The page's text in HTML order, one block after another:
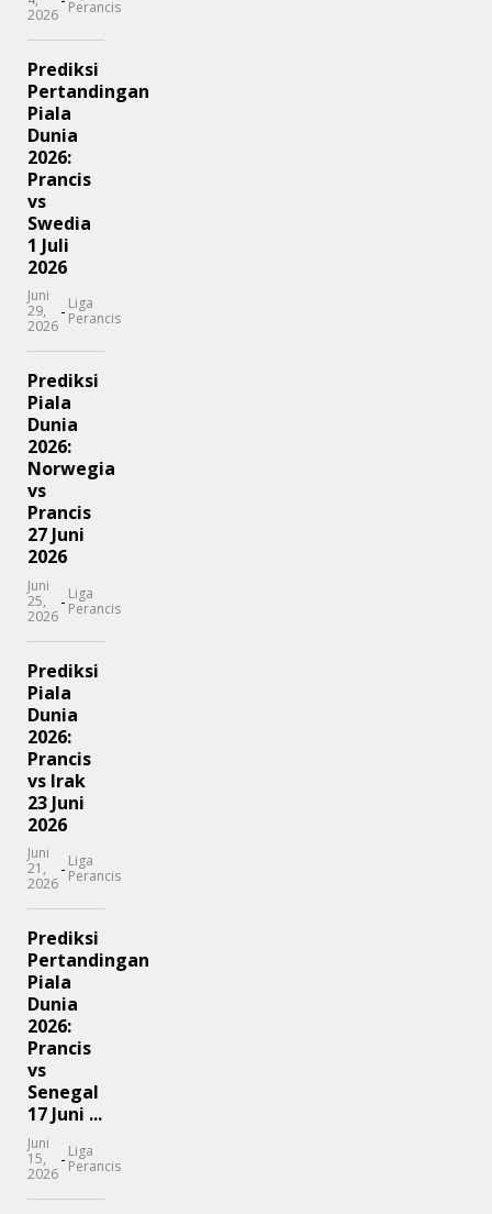
2026 Perancis
Prediksi
Pertandingan
Piala
Dunia
2026:
Prancis
vs
Swedia
1 Juli
2026
Juni
29,
2026
- Liga
Perancis
Prediksi
Piala
Dunia
2026:
Norwegia
vs
Prancis
27 Juni
2026
Juni
25,
2026
- Liga
Perancis
Prediksi
Piala
Dunia
2026:
Prancis
vs Irak
23 Juni
2026
Juni
21,
2026
- Liga
Perancis
Prediksi
Pertandingan
Piala
Dunia
2026:
Prancis
vs
Senegal
17 Juni ...
Juni
15,
2026
- Liga
Perancis